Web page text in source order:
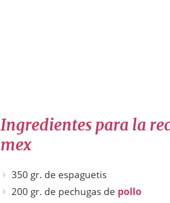
Ingredientes para la
mex
350 gr. de espaguetis
200 gr. de pechugas de pollo